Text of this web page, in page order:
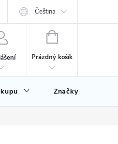
Čeština
NÁKUPNÍ
Prázdný košík
Značky